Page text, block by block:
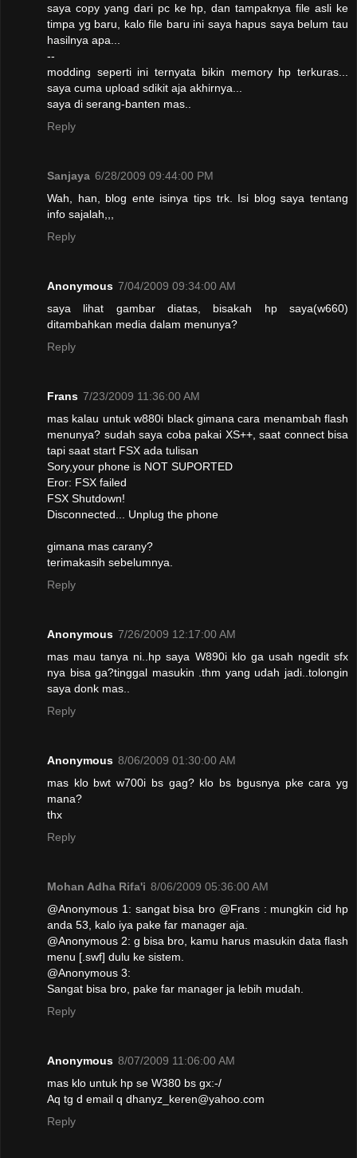
saya copy yang dari pc ke hp, dan tampaknya file asli ke
timpa yg baru, kalo file baru ini saya hapus saya belum tau
hasilnya apa...
--
modding seperti ini ternyata bikin memory hp terkuras...
saya cuma upload sdikit aja akhirnya...
saya di serang-banten mas..
Reply
Sanjaya 6/28/2009 09:44:00 PM
Wah, han, blog ente isinya tips trk. Isi blog saya tentang
info sajalah,,,
Reply
Anonymous 7/04/2009 09:34:00 AM
saya lihat gambar diatas, bisakah hp saya(w660)
ditambahkan media dalam menunya?
Reply
Frans 7/23/2009 11:36:00 AM
mas kalau untuk w880i black gimana cara menambah flash
menunya? sudah saya coba pakai XS++, saat connect bisa
tapi saat start FSX ada tulisan
Sory,your phone is NOT SUPORTED
Eror: FSX failed
FSX Shutdown!
Disconnected... Unplug the phone
gimana mas carany?
terimakasih sebelumnya.
Reply
Anonymous 7/26/2009 12:17:00 AM
mas mau tanya ni..hp saya W890i klo ga usah ngedit sfx
nya bisa ga?tinggal masukin .thm yang udah jadi..tolongin
saya donk mas..
Reply
Anonymous 8/06/2009 01:30:00 AM
mas klo bwt w700i bs gag? klo bs bgusnya pke cara yg
mana?
thx
Reply
Mohan Adha Rifa'i 8/06/2009 05:36:00 AM
@Anonymous 1: sangat bìsa bro @Frans : mungkin cid hp
anda 53, kalo iya pake far manager aja.
@Anonymous 2: g bisa bro, kamu harus masukin data flash
menu [.swf] dulu ke sistem.
@Anonymous 3:
Sangat bisa bro, pake far manager ja lebih mudah.
Reply
Anonymous 8/07/2009 11:06:00 AM
mas klo untuk hp se W380 bs gx:-/
Aq tg d email q dhanyz_keren@yahoo.com
Reply